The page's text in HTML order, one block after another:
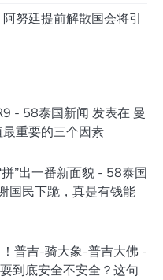
努廷提前解散国会将引
- 58泰国新闻 发表在 曼
重要的三个因素
”出一番新面貌 - 58泰国
国民下跪，真是有钱能
普吉-骑大象-普吉大佛 -
到底安全不安全？这句